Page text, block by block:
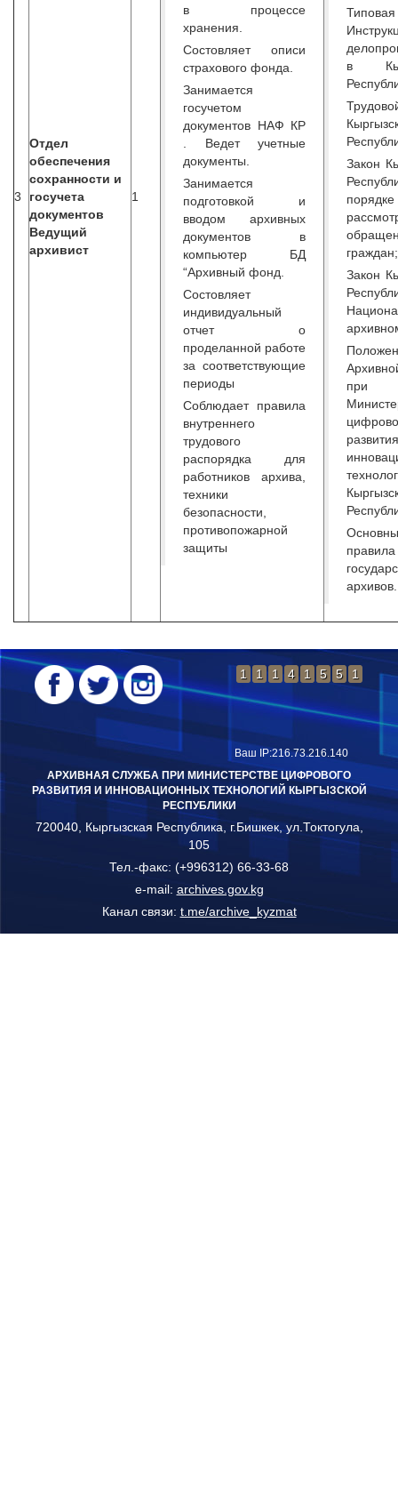
3
Отдел
обеспечения
сохранности и
госучета
документов
Ведущий
архивист
1
в процессе
хранения.
Состовляет описи
страхового фонда.
Занимается
госучетом
документов НАФ КР
. Ведет учетные
документы.
Занимается
подготовкой и
вводом архивных
документов в
компьютер БД
“Архивный фонд.
Состовляет
индивидуальный
отчет о
проделанной работе
за соответствующие
периоды
Соблюдает правила
внутреннего
трудового
распорядка для
работников архива,
техники
безопасности,
противопожарной
защиты
Типовая
в
Закон
порядке
граждан;
Закон
при
архивов.
1 1 1 4 1 5 5 1
Ваш IP:216.73.216.140
АРХИВНАЯ СЛУЖБА ПРИ МИНИСТЕРСТВЕ ЦИФРОВОГО
РАЗВИТИЯ И ИННОВАЦИОННЫХ ТЕХНОЛОГИЙ КЫРГЫЗСКОЙ
РЕСПУБЛИКИ
720040, Кыргызская Республика, г.Бишкек, ул.Токтогула,
105
Тел.-факс: (+996312) 66-33-68
e-mail: archives.gov.kg
Канал связи: t.me/archive_kyzmat